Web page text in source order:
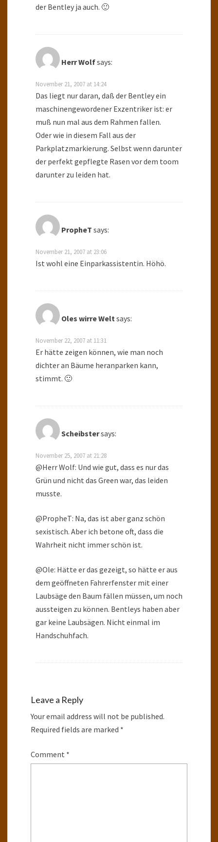
der Bentley ja auch. 🙂
Herr Wolfsays:
November 21, 2007 at 14:24
Das liegt nur daran, daß der Bentley ein
maschinengewordener Exzentriker ist: er
muß nun mal aus dem Rahmen fallen.
Oder wie in diesem Fall aus der
Parkplatzmarkierung. Selbst wenn darunter
der perfekt gepflegte Rasen vor dem toom
darunter zu leiden hat.
PropheT says:
November 21, 2007 at 23:06
Ist wohl eine Einparkassistentin. Höhö.
Oles wirre Welt says:
November 22, 2007 at 11:31
Er hätte zeigen können, wie man noch
dichter an Bäume heranparken kann,
stimmt. 🙂
Scheibstersays:
November 25, 2007 at 21:28
@Herr Wolf: Und wie gut, dass es nur das
Grün und nicht das Green war, das leiden
musste.
@PropheT: Na, das ist aber ganz schön
sexistisch. Aber ich betone oft, dass die
Wahrheit nicht immer schön ist.
@Ole: Hätte er das gezeigt, so hätte er aus
dem geöffneten Fahrerfenster mit einer
Laubsäge den Baum fällen müssen, um noch
aussteigen zu können. Bentleys haben aber
gar keine Laubsägen. Nicht einmal im
Handschuhfach.
Leave a Reply
Your email address will not be published.
Required fields are marked *
Comment *